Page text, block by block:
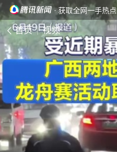
· 获取全网一手热点
首页 视频